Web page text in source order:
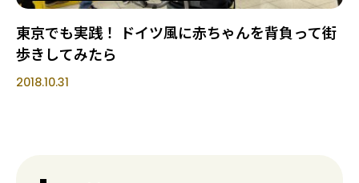
東京でも実践！ ドイツ風に赤ちゃんを背負って街
歩きしてみたら
2018.10.31